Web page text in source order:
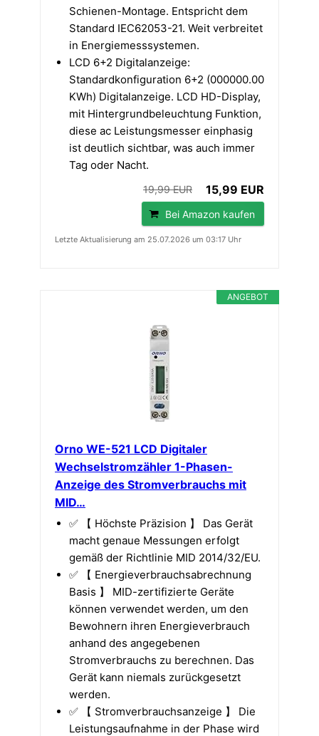
Schienen-Montage. Entspricht dem
Standard IEC62053-21. Weit verbreitet
in Energiemesssystemen.
LCD 6+2 Digitalanzeige:
Standardkonfiguration 6+2 (000000.00
KWh) Digitalanzeige. LCD HD-Display,
mit Hintergrundbeleuchtung Funktion,
diese ac Leistungsmesser einphasig
ist deutlich sichtbar, was auch immer
Tag oder Nacht.
19,99 EUR 15,99 EUR
Bei Amazon kaufen
Letzte Aktualisierung am 25.07.2026 um 03:17 Uhr
ANGEBOT
Orno WE-521 LCD Digitaler
Wechselstromzähler 1-Phasen-
Anzeige des Stromverbrauchs mit
MID…
✅ 【 Höchste Präzision 】 Das Gerät
macht genaue Messungen erfolgt
gemäß der Richtlinie MID 2014/32/EU.
✅ 【 Energieverbrauchsabrechnung
Basis 】 MID-zertifizierte Geräte
können verwendet werden, um den
Bewohnern ihren Energieverbrauch
anhand des angegebenen
Stromverbrauchs zu berechnen. Das
Gerät kann niemals zurückgesetzt
werden.
✅ 【 Stromverbrauchsanzeige 】 Die
Leistungsaufnahme in der Phase wird